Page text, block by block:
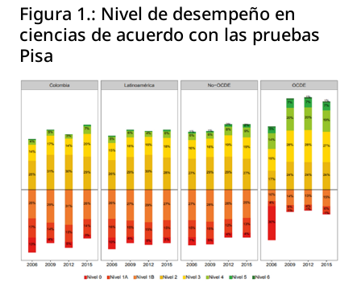
Figura 1.: Nivel de desempeño en
ciencias de acuerdo con las pruebas
Pisa